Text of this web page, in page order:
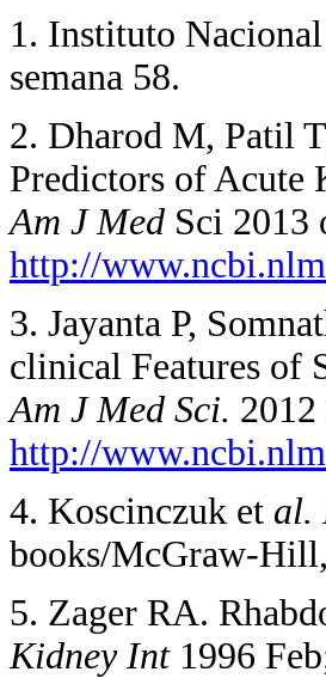
1. Instituto
semana 58.
2. Dharod M, Patil
Predictors of
Am J Med Sci 2013
http://
3. Jayanta P,
clinical Features of
Am J Med Sci.
http://
4. Koscinczuk et al.
books/McGraw-
5. Zager RA.
Kidney Int 1996